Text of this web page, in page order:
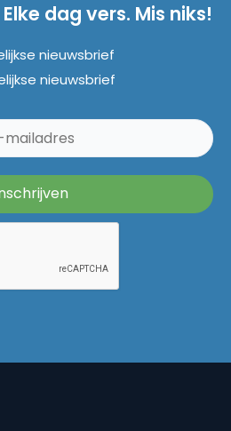
dag vers. Mis niks!
nieuwsbrief
nieuwsbrief